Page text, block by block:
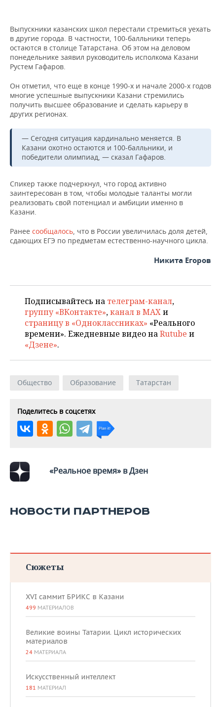
ОТКРЫТАЯ ЛЕКЦИЯ
БАСКЕТБОЛ
ВОЛЕЙБОЛ
ФИГУРНОЕ КАТАНИЕ
ХОККЕЙ С МЯЧОМ
ИНФРАСТРУКТУРА
ИСТОРИЯ
МЕДИЦИНА
ПРОИСШЕСТВИЯ
СПРАВОЧНИК
СПИСОК ПЕРСОН
ПОЛНАЯ ВЕРСИЯ
Выпускники казанских школ перестали стремиться уехать
в другие города. В частности, 100-балльники теперь
остаются в столице Татарстана. Об этом на деловом
понедельнике заявил руководитель исполкома Казани
Рустем Гафаров.
Он отметил, что еще в конце 1990-х и начале 2000-х годов
многие успешные выпускники Казани стремились
получить высшее образование и сделать карьеру в
других регионах.
— Сегодня ситуация кардинально меняется. В
Казани охотно остаются и 100-балльники, и
победители олимпиад, — сказал Гафаров.
Спикер также подчеркнул, что город активно
заинтересован в том, чтобы молодые таланты могли
реализовать свой потенциал и амбиции именно в
Казани.
Ранее сообщалось , что в России увеличилась доля детей,
сдающих ЕГЭ по предметам естественно-научного цикла.
Никита Егоров
Подписывайтесь на телеграм-канал,
группу «ВКонтакте»,канал в MAXи
страницу в «Одноклассниках» «Реального
времени». Ежедневные видео наRutube и
«Дзене».
Общество Образование Татарстан
Поделитесь в соцсетях
«Реальное время» в Дзен
НОВОСТИ ПАРТНЕРОВ
Сюжеты
XVI саммит БРИКС в Казани
499 МАТЕРИАЛОВ
Великие воины Татарии. Цикл исторических
материалов
24 МАТЕРИАЛА
Искусственный интеллект
181 МАТЕРИАЛ